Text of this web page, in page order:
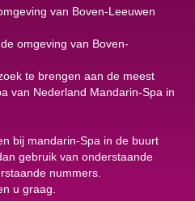
van Boven-Leeuwen
omgeving van Boven-
te brengen aan de meest
van Nederland Mandarin-Spa in
bij mandarin-Spa in de buurt
gebruik van onderstaande
nummers.
u graag.